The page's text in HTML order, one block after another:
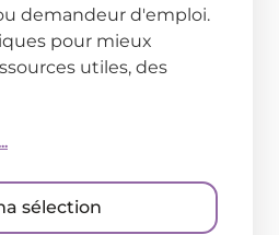
demandeur d'emploi.
pour mieux
utiles, des
sélection